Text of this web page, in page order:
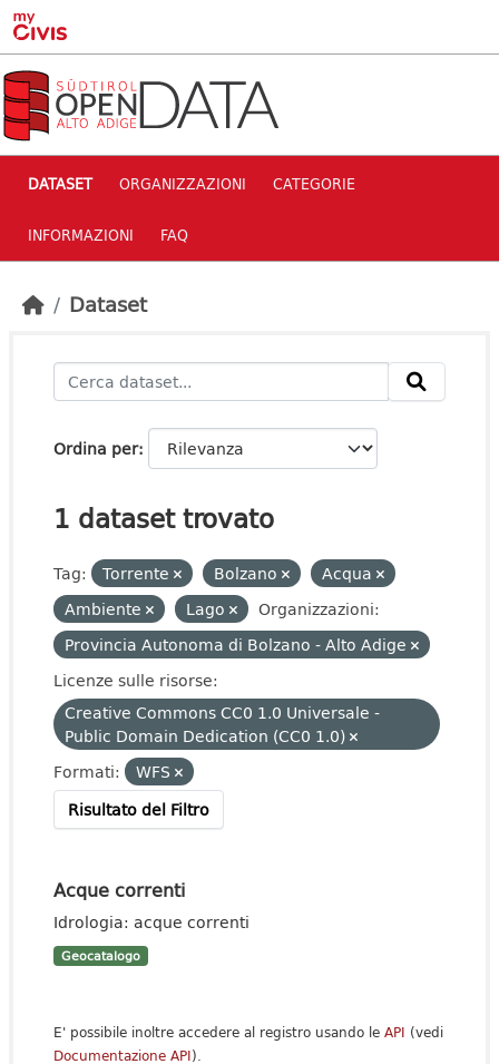
Skip to main content
DATASET ORGANIZZAZIONI CATEGORIE
INFORMAZIONI FAQ
Dataset
Ordina per
1 dataset trovato
Tag: Torrente Bolzano
Acqua
Ambiente
Lago
Organizzazioni:
Provincia Autonoma di Bolzano - Alto Adige
Licenze sulle risorse:
Creative Commons CC0 1.0 Universale -
Public Domain Dedication (CC0 1.0)
Formati:
WFS
Risultato del Filtro
Acque correnti
Idrologia: acque correnti
Geocatalogo
E' possibile inoltre accedere al registro usando le API (vedi
Documentazione API).